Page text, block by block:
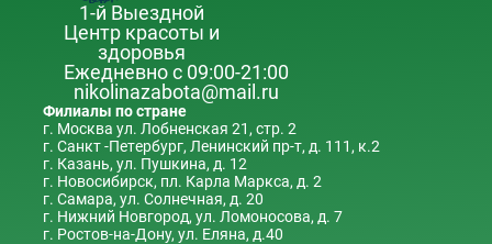
1-й Выездной
Центр красоты и
здоровья
Ежедневно с 09:00-21:00
nikolinazabota@mail.ru
Филиалы по стране
г. Москва ул. Лобненская 21, стр. 2
г. Санкт -Петербург, Ленинский пр-т, д. 111, к.2
г. Казань, ул. Пушкина, д. 12
г. Новосибирск, пл. Карла Маркса, д. 2
г. Самара, ул. Солнечная, д. 20
г. Нижний Новгород, ул. Ломоносова, д. 7
г. Ростов-на-Дону, ул. Еляна, д.40